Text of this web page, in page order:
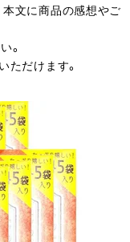
文に商品の感想やご
。
ただけます。